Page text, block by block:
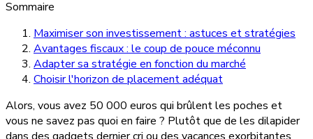
Sommaire
Maximiser son investissement : astuces et stratégies
Avantages fiscaux : le coup de pouce méconnu
Adapter sa stratégie en fonction du marché
Choisir l'horizon de placement adéquat
Alors, vous avez 50 000 euros qui brûlent les poches et
vous ne savez pas quoi en faire ? Plutôt que de les dilapider